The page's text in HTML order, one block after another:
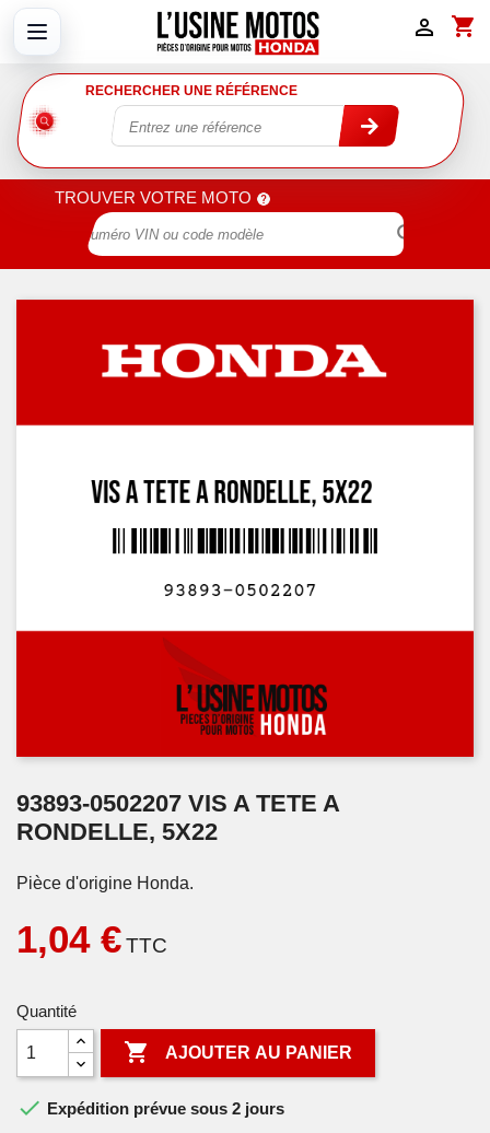
shopping_cart

RECHERCHER UNE RÉFÉRENCE
TROUVER VOTRE MOTO

93893-0502207 VIS A TETE A
RONDELLE, 5X22
Pièce d'origine Honda.
1,04 €TTC
Quantité
 AJOUTER AU PANIER
 Expédition prévue sous 2 jours